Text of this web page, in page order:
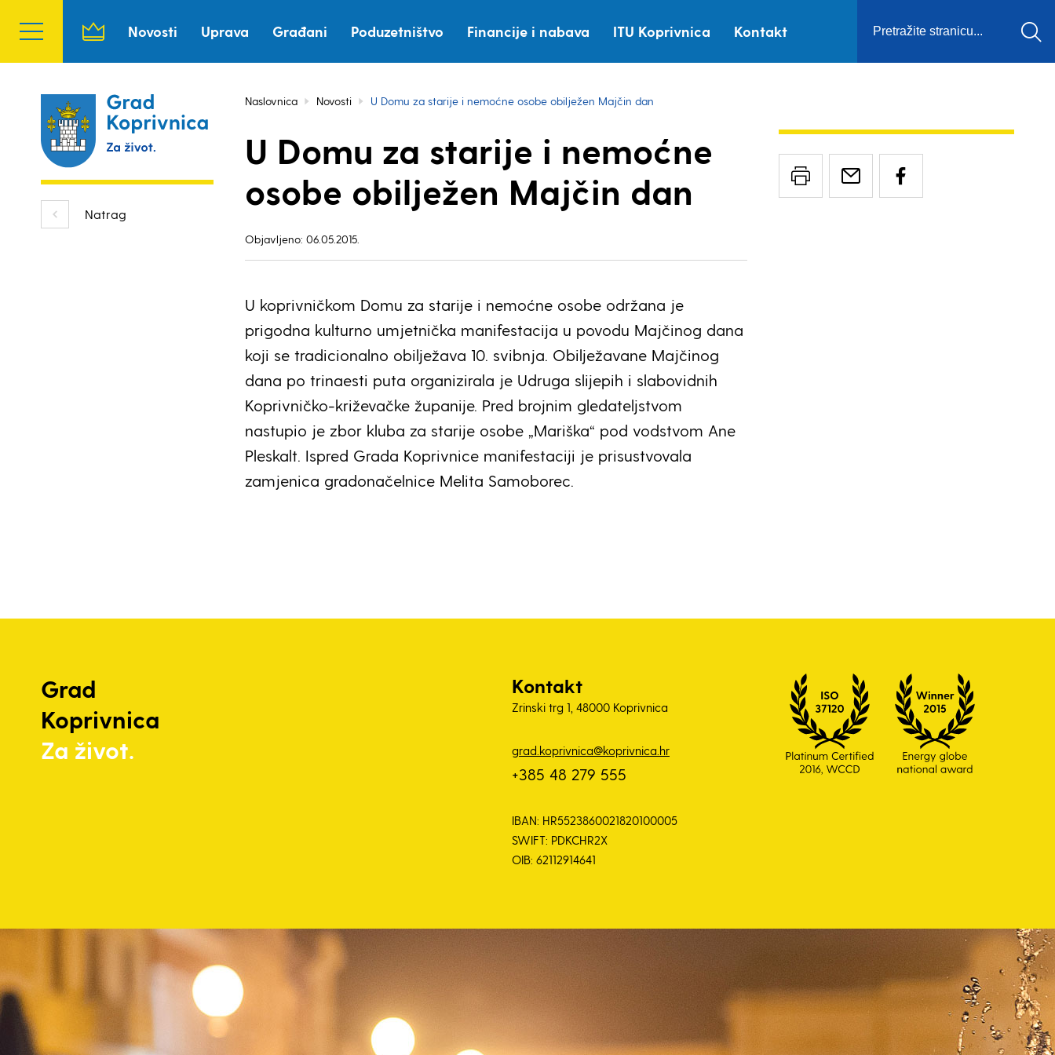
Novosti Uprava Građani Poduzetništvo Financije i nabava ITU Koprivnica Kontakt
Natrag
Naslovnica Novosti U Domu za starije i nemoćne osobe obilježen Majčin dan
U Domu za starije i nemoćne
osobe obilježen Majčin dan
Objavljeno: 06.05.2015.
U koprivničkom Domu za starije i nemoćne osobe održana je
prigodna kulturno umjetnička manifestacija u povodu Majčinog dana
koji se tradicionalno obilježava 10. svibnja. Obilježavane Majčinog
dana po trinaesti puta organizirala je Udruga slijepih i slabovidnih
Koprivničko-križevačke županije. Pred brojnim gledateljstvom
nastupio je zbor kluba za starije osobe „Mariška“ pod vodstvom Ane
Pleskalt. Ispred Grada Koprivnice manifestaciji je prisustvovala
zamjenica gradonačelnice Melita Samoborec.
Grad
Koprivnica
Za život.
Kontakt
Zrinski trg 1, 48000 Koprivnica
grad.koprivnica@koprivnica.hr
+385 48 279 555
IBAN: HR5523860021820100005
SWIFT: PDKCHR2X
OIB: 62112914641